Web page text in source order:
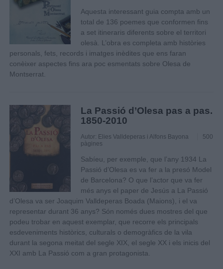
Aquesta interessant guia compta amb un
total de 136 poemes que conformen fins
a set itineraris diferents sobre el territori
olesà. L’obra es completa amb històries
personals, fets, records i imatges inèdites que ens faran
conèixer aspectes fins ara poc esmentats sobre Olesa de
Montserrat.
La Passió d’Olesa pas a pas.
1850-2010
Autor: Elies Valldeperas i Alfons Bayona
500
pàgines
Sabíeu, per exemple, que l’any 1934 La
Passió d’Olesa es va fer a la presó Model
de Barcelona? O que l’actor que va fer
més anys el paper de Jesús a La Passió
d’Olesa va ser Joaquim Valldeperas Boada (Maions), i el va
representar durant 36 anys? Són només dues mostres del que
podeu trobar en aquest exemplar, que recorre els principals
esdeveniments històrics, culturals o demogràfics de la vila
durant la segona meitat del segle XIX, el segle XX i els inicis del
XXI amb La Passió com a gran protagonista.